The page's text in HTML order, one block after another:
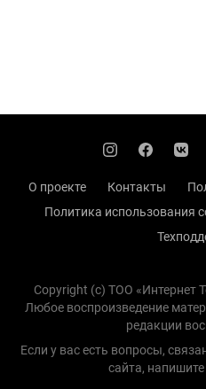
О проекте Контакты
Политика использования
Copyright (с) TOO «Интернет
Любое воспроизведение
редакции
Если у вас есть вопросы,
сайта, напишите